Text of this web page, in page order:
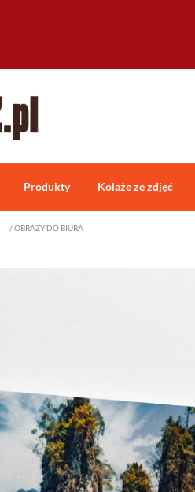
Produkty Kolaże ze zdjęć
/OBRAZY DO BIURA